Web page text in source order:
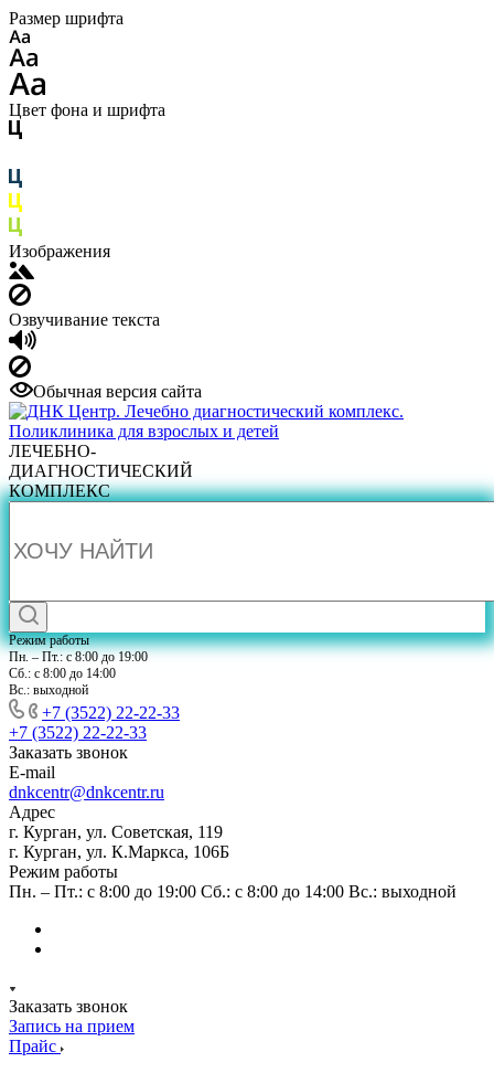
Размер шрифта
Цвет фона и шрифта
Изображения
Озвучивание текста
Обычная версия сайта
ЛЕЧЕБНО-
ДИАГНОСТИЧЕСКИЙ
КОМПЛЕКС
Режим работы
Пн. – Пт.: с 8:00 до 19:00
Сб.: с 8:00 до 14:00
Вс.: выходной
+7 (3522) 22-22-33
+7 (3522) 22-22-33
Заказать звонок
E-mail
dnkcentr@dnkcentr.ru
Адрес
г. Курган, ул. Советская, 119
г. Курган, ул. К.Маркса, 106Б
Режим работы
Пн. – Пт.: с 8:00 до 19:00 Сб.: с 8:00 до 14:00 Вс.: выходной
Заказать звонок
Запись на прием
Прайс